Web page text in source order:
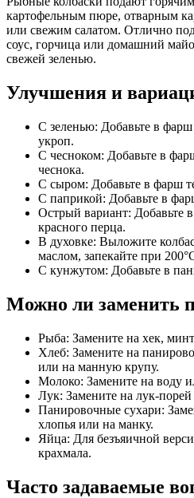
картофельным пюре, отварным
или свежим салатом. Отлично
соус, горчица или домашний
свежей зеленью.
Улучшения и
С зеленью: Добавьте в
укроп.
С чесноком: Добавьте в
чеснока.
С сыром: Добавьте в фарш
С паприкой: Добавьте в
Острый вариант: Добавьте
красного перца.
В духовке: Выложите
маслом, запекайте при
С кунжутом: Добавьте в
Можно ли заменить
Рыба: Замените на хек,
Хлеб: Замените на
или на манную крупу.
Молоко: Замените на воду
Лук: Замените на лук-
Панировочные сухари:
хлопья или на манку.
Яйца: Для безъяичной
крахмала.
Часто задаваемые